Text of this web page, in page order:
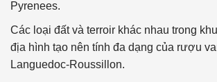
Pyrenees.
Các loại đất và terroir khác nhau trong
địa hình tạo nên tính đa dạng của rượu
Languedoc-Roussillon.